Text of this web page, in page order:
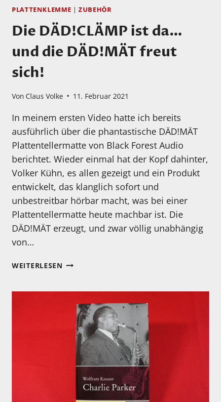
PLATTENKLEMME |ZUBEHÖR
Die DÄD!CLÄMP ist da…
und die DÄD!MÄT freut
sich!
Von Claus Volke 11. Februar 2021
In meinem ersten Video hatte ich bereits
ausführlich über die phantastische DÄD!MÄT
Plattentellermatte von Black Forest Audio
berichtet. Wieder einmal hat der Kopf dahinter,
Volker Kühn, es allen gezeigt und ein Produkt
entwickelt, das klanglich sofort und
unbestreitbar hörbar macht, was bei einer
Plattentellermatte heute machbar ist. Die
DÄD!MÄT erzeugt, und zwar völlig unabhängig
von…
WEITERLESENDIE
UND
DÄD!MÄT
FREUT
SICH!